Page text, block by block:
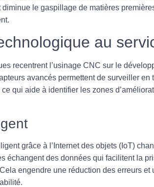
le gaspillage de matières
au
recentrent l’usinage CNC sur le
avancés permettent de surveiller en
ce qui aide à identifier les zones
grâce à l’Internet des objets (IoT)
échangent des données qui facilitent la
engendre une réduction des erreurs